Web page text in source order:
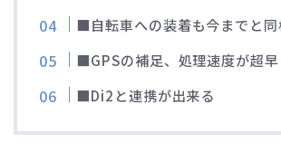
■自転車への装着も今までと同
■GPSの補足、処理速度が超早
■Di2と連携が出来る